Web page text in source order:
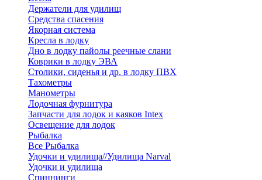
Держатели для удилищ
Средства спасения
Якорная система
Кресла в лодку
Дно в лодку пайолы реечные слани
Коврики в лодку ЭВА
Столики, сиденья и др. в лодку ПВХ
Тахометры
Манометры
Лодочная фурнитура
Запчасти для лодок и каяков Intex
Освещение для лодок
Рыбалка
Все Рыбалка
Удочки и удилища//Удилища Narval
Удочки и удилища
Спиннинги